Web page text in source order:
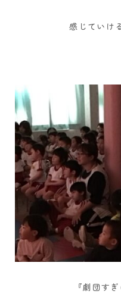
感じていけ
『劇団す